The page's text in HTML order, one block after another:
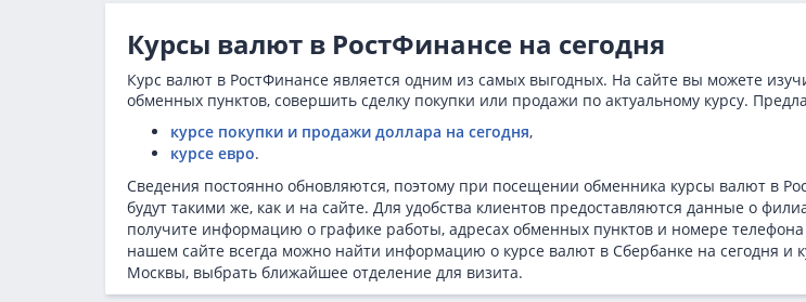
Курсы валют в РостФинансе на сегодня
Курс валют в РостФинансе является одним из самых выгодных. На сайте вы можете
обменных пунктов, совершить сделку покупки или продажи по актуальному курсу.
курсе покупки и продажи доллара на сегодня,
курсе евро.
Сведения постоянно обновляются, поэтому при посещении обменника курсы валют в
будут такими же, как и на сайте. Для удобства клиентов предоставляются данные о
получите информацию о графике работы, адресах обменных пунктов и номере телефона
нашем сайте всегда можно найти информацию о курсе валют в Сбербанке на сегодня и
Москвы, выбрать ближайшее отделение для визита.